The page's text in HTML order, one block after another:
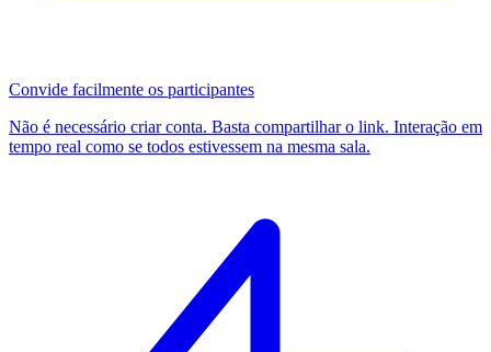
Convide facilmente os participantes
Não é necessário criar conta. Basta compartilhar o link. Interação em
tempo real como se todos estivessem na mesma sala.